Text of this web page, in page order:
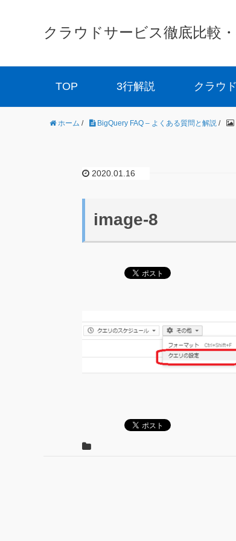
クラウドサービス徹底比較
TOP 3行解説 クラウ
ホーム / BigQuery FAQ – よくある質問と解説 /
2020.01.16
image-8